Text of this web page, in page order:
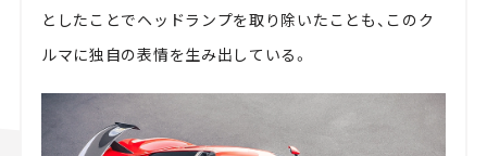
としたことでヘッドランプを取り除いたことも、このク
ルマに独自の表情を生み出している。